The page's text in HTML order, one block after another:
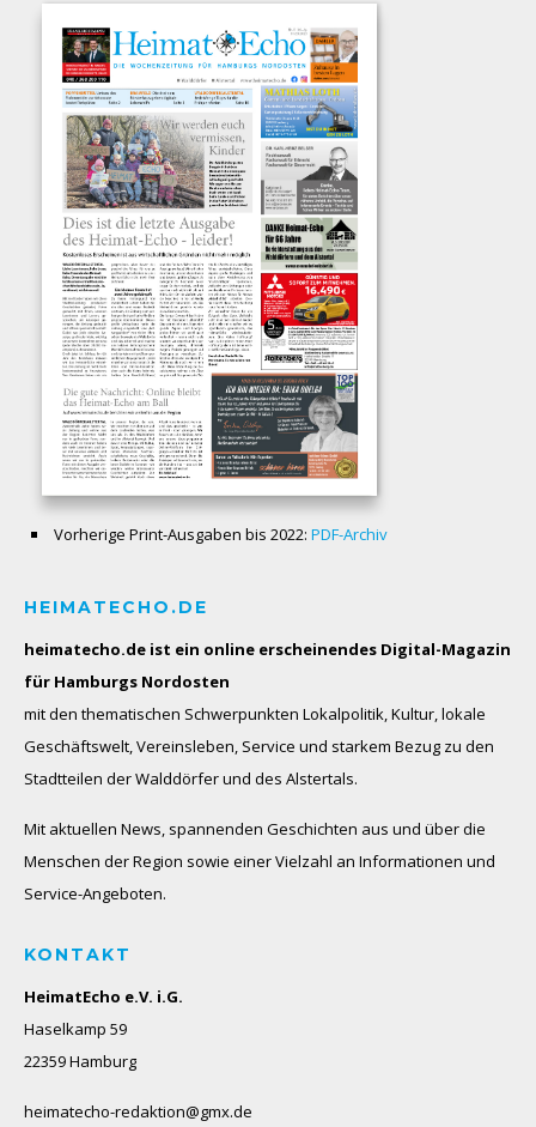
Vorherige Print-Ausgaben bis 2022: PDF-Archiv
HEIMATECHO.DE
heimatecho.de ist ein online erscheinendes Digital-Magazin
für Hamburgs Nordosten
mit den thematischen Schwerpunkten Lokalpolitik, Kultur, lokale
Geschäftswelt, Vereinsleben, Service und starkem Bezug zu den
Stadtteilen der Walddörfer und des Alstertals.
Mit aktuellen News, spannenden Geschichten aus und über die
Menschen der Region sowie einer Vielzahl an Informationen und
Service-Angeboten.
KONTAKT
HeimatEcho e.V. i.G.
Haselkamp 59
22359 Hamburg
heimatecho-redaktion@gmx.de